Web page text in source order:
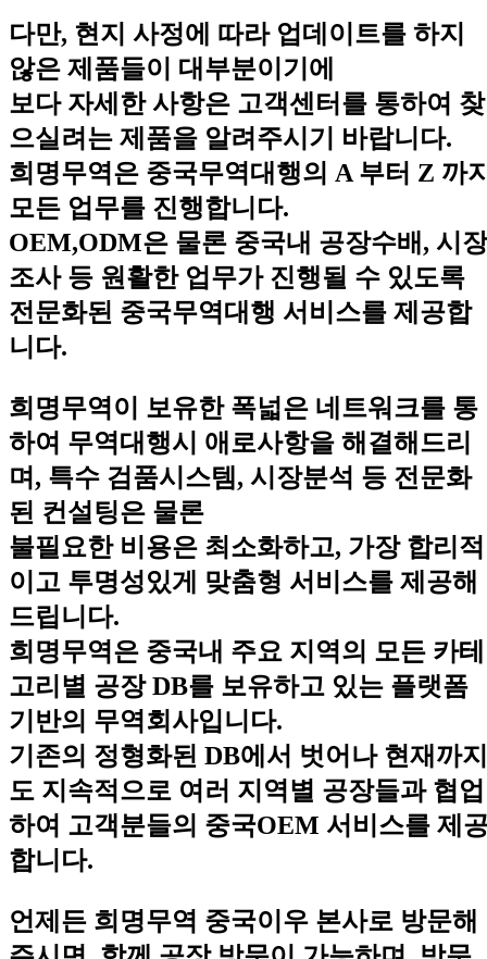
다만, 현지 사정에 따라 업데이트를 하지
않은 제품들이 대부분이기에
보다 자세한 사항은 고객센터를 통하여 찾
으실려는 제품을 알려주시기 바랍니다.
희명무역은 중국무역대행의 A 부터 Z 까
모든 업무를 진행합니다.
OEM,ODM은 물론 중국내 공장수배, 시장
조사 등 원활한 업무가 진행될 수 있도록
전문화된 중국무역대행 서비스를 제공합
니다.
희명무역이 보유한 폭넓은 네트워크를 통
하여 무역대행시 애로사항을 해결해드리
며, 특수 검품시스템, 시장분석 등 전문화
된 컨설팅은 물론
불필요한 비용은 최소화하고, 가장 합리적
이고 투명성있게 맞춤형 서비스를 제공해
드립니다.
희명무역은 중국내 주요 지역의 모든 카테
고리별 공장 DB를 보유하고 있는 플랫폼
기반의 무역회사입니다.
기존의 정형화된 DB에서 벗어나 현재까지
도 지속적으로 여러 지역별 공장들과 협업
하여 고객분들의 중국OEM 서비스를 제
합니다.
언제든 희명무역 중국이우 본사로 방문해